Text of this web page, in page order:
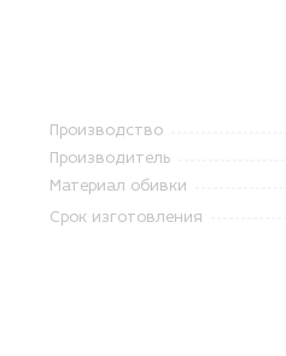
Производство
Производитель
Материал обивки
Срок изготовления